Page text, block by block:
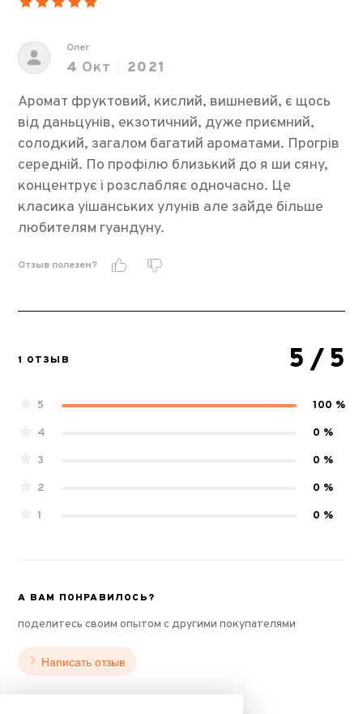
Олег
4 Окт
2021
Аромат фруктовий, кислий, вишневий, є щось
від даньцунів, екзотичний, дуже приємний,
солодкий, загалом багатий ароматами. Прогрів
середній. По профілю близький до я ши сяну,
концентрує і розслабляє одночасно. Це
класика уішанських улунів але зайде більше
любителям гуандуну.
Отзыв полезен?
1 ОТЗЫВ 5 / 5
5
100 %
4
0 %
3
0 %
2
0 %
1
0 %
А ВАМ ПОНРАВИЛОСЬ?
поделитесь своим опытом с другими покупателями
Написать отзыв